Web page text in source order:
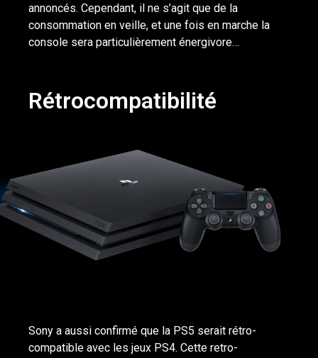
annoncés. Cependant, il ne s’agit que de la
consommation en veille, et une fois en marche la
console sera particulièrement énergivore…
Rétrocompatibilité
Sony a aussi confirmé que la PS5 serait rétro-
compatible avec les jeux PS4. Cette retro-